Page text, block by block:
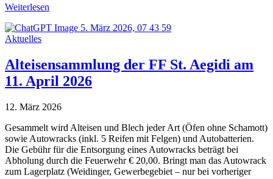
Weiterlesen
Aktuelles
Alteisensammlung der FF St. Aegidi am
11. April 2026
12. März 2026
Gesammelt wird Alteisen und Blech jeder Art (Öfen ohne Schamott)
sowie Autowracks (inkl. 5 Reifen mit Felgen) und Autobatterien.
Die Gebühr für die Entsorgung eines Autowracks beträgt bei
Abholung durch die Feuerwehr € 20,00. Bringt man das Autowrack
zum Lagerplatz (Weidinger, Gewerbegebiet – nur bei vorheriger